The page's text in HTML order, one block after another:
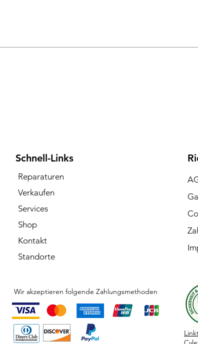
Schnell-Links
Reparaturen
Verkaufen
Services
Shop
Kontakt
Standorte
Wir akzeptieren folgende Zahlungsmethoden